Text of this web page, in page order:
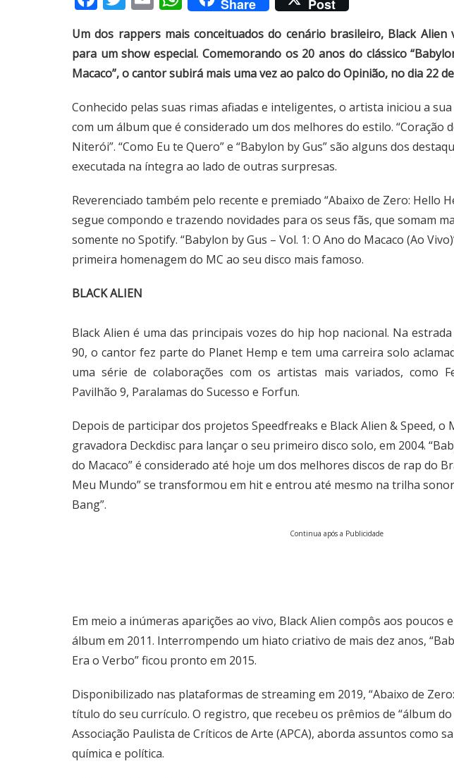
Share Post
Um dos rappers mais conceituados do cenário brasileiro, Black
para um show especial. Comemorando os 20 anos do clássico
Macaco”, o cantor subirá mais uma vez ao palco do Opinião, no dia 22
Conhecido pelas suas rimas afiadas e inteligentes, o artista iniciou a
com um álbum que é considerado um dos melhores do estilo. “Coração
Niterói”. “Como Eu te Quero” e “Babylon by Gus” são alguns dos
executada na íntegra ao lado de outras surpresas.
Reverenciado também pelo recente e premiado “Abaixo de Zero: Hello
segue compondo e trazendo novidades para os seus fãs, que somam
somente no Spotify. “Babylon by Gus – Vol. 1: O Ano do Macaco (Ao
primeira homenagem do MC ao seu disco mais famoso.
BLACK ALIEN
Black Alien é uma das principais vozes do hip hop nacional. Na
90, o cantor fez parte do Planet Hemp e tem uma carreira solo
uma série de colaborações com os artistas mais variados, como
Pavilhão 9, Paralamas do Sucesso e Forfun.
Depois de participar dos projetos Speedfreaks e Black Alien & Speed, o
gravadora Deckdisc para lançar o seu primeiro disco solo, em 2004.
do Macaco” é considerado até hoje um dos melhores discos de rap do
Meu Mundo” se transformou em hit e entrou até mesmo na trilha
Bang”.
Continua após a Publicidade
Em meio a inúmeras aparições ao vivo, Black Alien compôs aos poucos
álbum em 2011. Interrompendo um hiato criativo de mais dez anos,
Era o Verbo” ficou pronto em 2015.
Disponibilizado nas plataformas de streaming em 2019, “Abaixo de
título do seu currículo. O registro, que recebeu os prêmios de “álbum
Associação Paulista de Críticos de Arte (APCA), aborda assuntos como
química e política.